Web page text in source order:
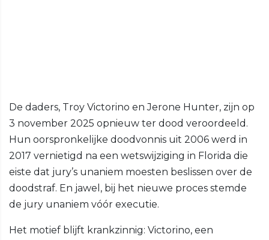
De daders, Troy Victorino en Jerone Hunter, zijn op
3 november 2025 opnieuw ter dood veroordeeld.
Hun oorspronkelijke doodvonnis uit 2006 werd in
2017 vernietigd na een wetswijziging in Florida die
eiste dat jury’s unaniem moesten beslissen over de
doodstraf. En jawel, bij het nieuwe proces stemde
de jury unaniem vóór executie.
Het motief blijft krankzinnig: Victorino, een